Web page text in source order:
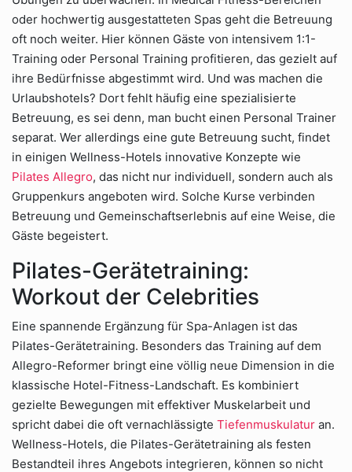
oder hochwertig ausgestatteten Spas geht die Betreuung
oft noch weiter. Hier können Gäste von intensivem 1:1-
Training oder Personal Training profitieren, das gezielt auf
ihre Bedürfnisse abgestimmt wird. Und was machen die
Urlaubshotels? Dort fehlt häufig eine spezialisierte
Betreuung, es sei denn, man bucht einen Personal Trainer
separat. Wer allerdings eine gute Betreuung sucht, findet
in einigen Wellness-Hotels innovative Konzepte wie
Pilates Allegro, das nicht nur individuell, sondern auch als
Gruppenkurs angeboten wird. Solche Kurse verbinden
Betreuung und Gemeinschaftserlebnis auf eine Weise, die
Gäste begeistert.
Pilates-Gerätetraining:
Workout der Celebrities
Eine spannende Ergänzung für Spa-Anlagen ist das
Pilates-Gerätetraining. Besonders das Training auf dem
Allegro-Reformer bringt eine völlig neue Dimension in die
klassische Hotel-Fitness-Landschaft. Es kombiniert
gezielte Bewegungen mit effektiver Muskelarbeit und
spricht dabei die oft vernachlässigte Tiefenmuskulatur an.
Wellness-Hotels, die Pilates-Gerätetraining als festen
Bestandteil ihres Angebots integrieren, können so nicht